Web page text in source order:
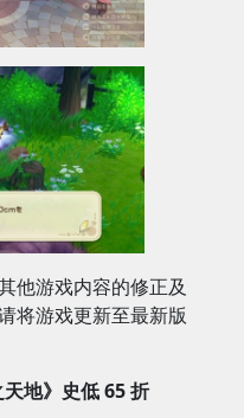
他游戏内容的修正及
将游戏更新至最新版
地》史低 65 折